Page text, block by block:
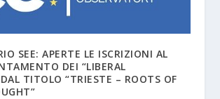
SEE: APERTE LE ISCRIZIONI AL
DEI “LIBERAL
TITOLO “TRIESTE – ROOTS OF